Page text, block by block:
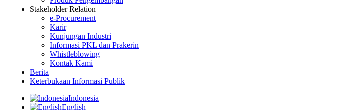
Stakeholder Relation
e-Procurement
Karir
Kunjungan Industri
Informasi PKL dan Prakerin
Whistleblowing
Kontak Kami
Berita
Keterbukaan Informasi Publik
Indonesia
English